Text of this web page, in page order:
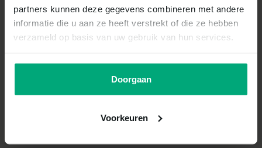
partners kunnen deze gegevens combineren met andere
informatie die u aan ze heeft verstrekt of die ze hebben
verzameld op basis van uw gebruik van hun services.
Doorgaan
Voorkeuren